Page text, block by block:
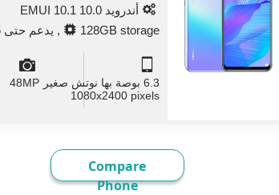
أندرويد 10.0 EMUI 10.1
128GB storage, يدعم حتى 256 جيجا بايت ويتم تركيبه بدلا من الشريحة الثانية والكارت من نوع جديد Nano Memory
6.3 بوصة بها نوتش صغير
1080x2400 pixels
48MP
Compare
Phone